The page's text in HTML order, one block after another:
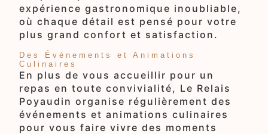
expérience gastronomique inoubliable,
où chaque détail est pensé pour votre
plus grand confort et satisfaction.
Des Événements et Animations
Culinaires
En plus de vous accueillir pour un
repas en toute convivialité, Le Relais
Poyaudin organise régulièrement des
événements et animations culinaires
pour vous faire vivre des moments